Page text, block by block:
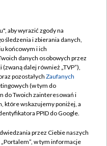
TVP
aby wyrazić zgody na
śledzenia i zbierania danych,
końcowym i ich
danych osobowych przez
dalej również „TVP”),
pozostałych Zaufanych
(w tym do
do Twoich zainteresowań i
które wskazujemy poniżej, a
PPID do Google.
przez Ciebie naszych
w tym informacje